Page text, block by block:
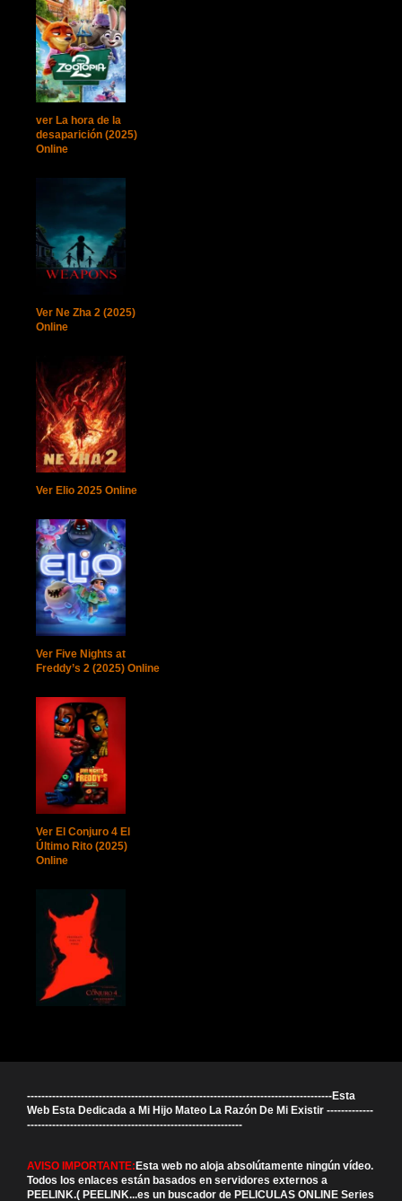
ver La hora de la
desaparición (2025)
Online
Ver Ne Zha 2 (2025)
Online
Ver Elio 2025 Online
Ver Five Nights at
Freddy’s 2 (2025) Online
Ver El Conjuro 4 El
Último Rito (2025)
Online
-------------------------------------------------------------------------------------Esta
Web Esta Dedicada a Mi Hijo Mateo La Razón De Mi Existir -------------
------------------------------------------------------------
AVISO IMPORTANTE:Esta web no aloja absolútamente ningún vídeo.
Todos los enlaces están basados en servidores externos a
PEELINK.( PEELINK...es un buscador de PELICULAS ONLINE Series